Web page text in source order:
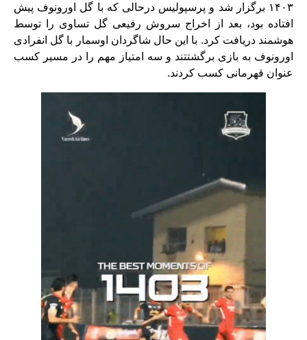
۱۴۰۳ برگزار شد و پرسپولیس درحالی که با گل اورونوف پیش
افتاده بود، بعد از اخراج سروش رفیعی گل تساوی را توسط
هوشمند دریافت کرد. با این حال شاگردان اوسمار با گل انفرادی
اورونوف به بازی برگشتتند و سه امتیاز مهم را در مسیر کسب
عنوان قهرمانی کسب کردند.